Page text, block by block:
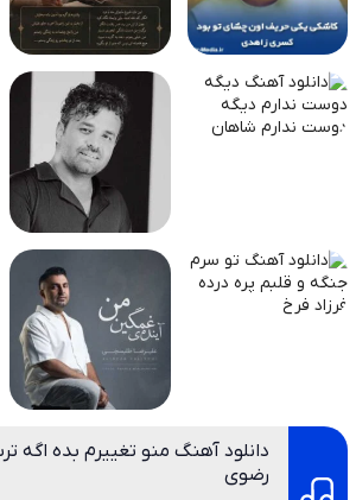
دانلود آهنگ منو تغییرم بده اگه
رضوی